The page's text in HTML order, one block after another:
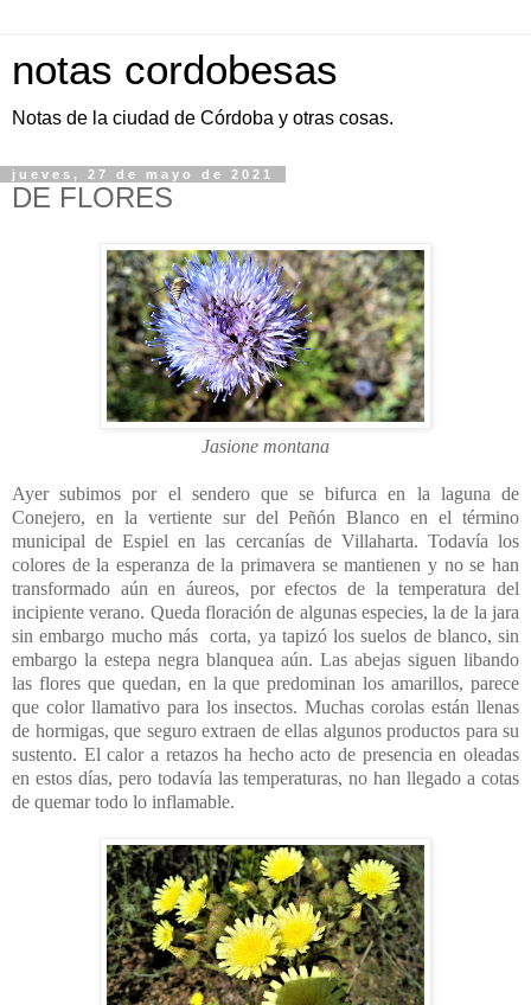
notas cordobesas
Notas de la ciudad de Córdoba y otras cosas.
jueves, 27 de mayo de 2021
DE FLORES
Jasione montana
Ayer subimos por el sendero que se bifurca en la laguna de
Conejero, en la vertiente sur del Peñón Blanco en el término
municipal de Espiel en las cercanías de Villaharta. Todavía los
colores de la esperanza de la primavera se mantienen y no se han
transformado aún en áureos, por efectos de la temperatura del
incipiente verano. Queda floración de algunas especies, la de la jara
sin embargo mucho más corta, ya tapizó los suelos de blanco, sin
embargo la estepa negra blanquea aún. Las abejas siguen libando
las flores que quedan, en la que predominan los amarillos, parece
que color llamativo para los insectos. Muchas corolas están llenas
de hormigas, que seguro extraen de ellas algunos productos para su
sustento. El calor a retazos ha hecho acto de presencia en oleadas
en estos días, pero todavía las temperaturas, no han llegado a cotas
de quemar todo lo inflamable.